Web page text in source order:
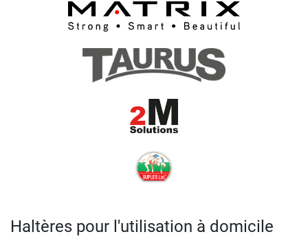
Haltères pour l'utilisation à domicile